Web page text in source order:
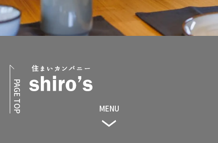
MENU
PAGE TOP